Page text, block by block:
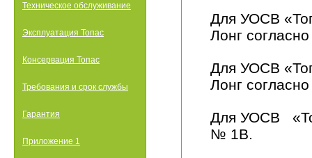
Техническое обслуживание
Эксплуатация Топас
Консервация Топас
Требования и срок службы
Гарантия
Приложение 1
Для УОСВ
Лонг
Для УОСВ
Лонг
Для УОСВ
№ 1В.